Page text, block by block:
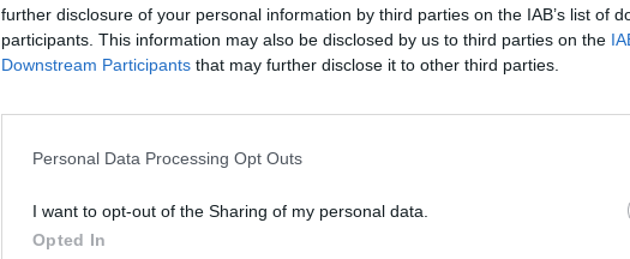
further disclosure of your personal information by third parties on the IAB’s list of
participants. This information may also be disclosed by us to third parties on the
Downstream Participants that may further disclose it to other third parties.
Personal Data Processing Opt Outs
I want to opt-out of the Sharing of my personal data.
Opted In
Elfelejtette a jelszavát?
Regisztráció